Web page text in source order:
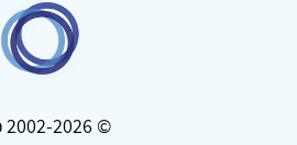
© 2002-2026 כל הזכויות שמורות